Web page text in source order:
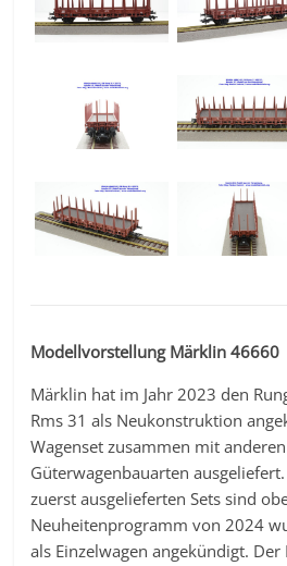
Modellvorstellung Märklin 46660
Märklin hat im Jahr 2023 den
Rms 31 als Neukonstruktion
Wagenset zusammen mit
Güterwagenbauarten
zuerst ausgelieferten Sets sind
Neuheitenprogramm von 2024
als Einzelwagen angekündigt.